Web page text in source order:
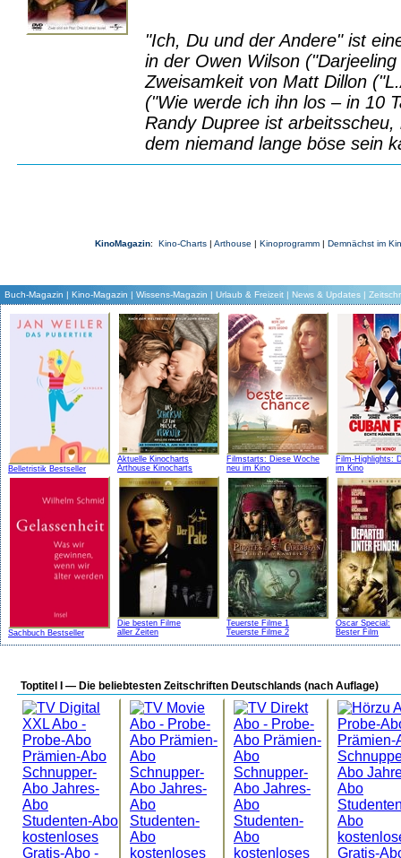
"Ich, Du und der Andere" ist
in der Owen Wilson
Zweisamkeit von Matt Dillon
("Wie werde ich ihn los – in 10
Randy Dupree ist
dem niemand lange böse sein
KinoMagazin: Kino-Charts| Arthouse | Kinoprogramm| Demnächst im
Buch-Magazin | Kino-Magazin | Wissens-Magazin | Urlaub & Freizeit | News & Updates |
Belletristik Bestseller
Aktuelle Kinocharts
Arthouse Kinocharts
Filmstarts: Diese Woche
neu im Kino
Film-Highlights:
im Kino
Sachbuch Bestseller
Die besten Filme
aller Zeiten
Teuerste Filme 1
Teuerste Filme 2
Oscar Special:
Bester Film
Toptitel I — Die beliebtesten Zeitschriften Deutschlands (nach Auflage)